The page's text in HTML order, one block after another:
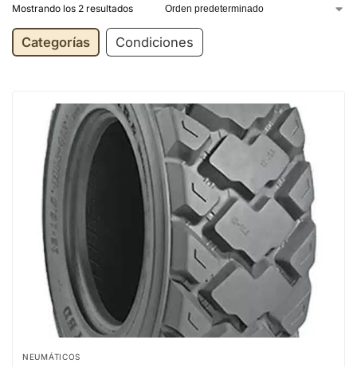
Mostrando los 2 resultados
Categorías Condiciones
NEUMÁTICOS